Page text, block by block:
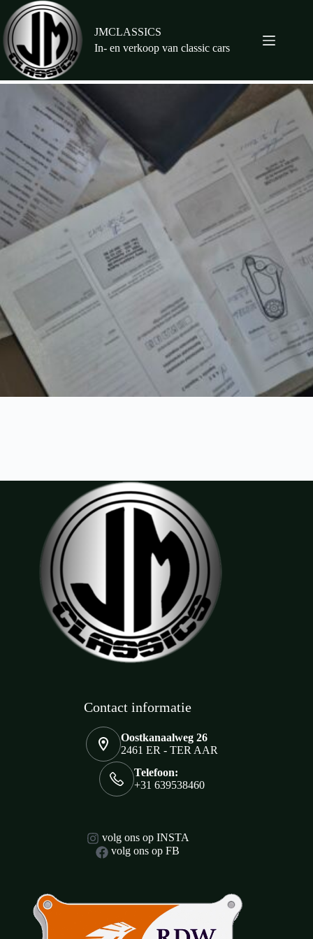
naar
de
inhoud
JMCLASSICS
In- en verkoop van classic cars
Contact informatie
Oostkanaalweg 26
2461 ER - TER AAR
Telefoon:
+31 639538460
volg ons op INSTA
volg ons op FB